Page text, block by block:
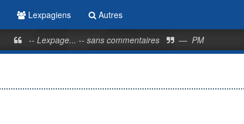
Lexpagiens Autres
-- Lexpage... -- sans commentaires — PM